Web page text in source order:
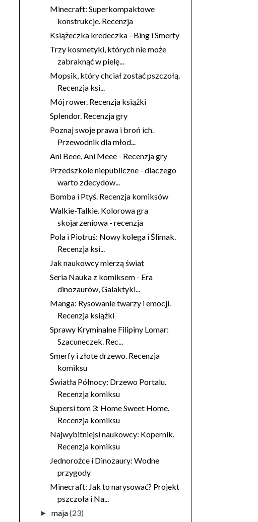
Minecraft: Superkompaktowe
konstrukcje. Recenzja
Książeczka kredeczka - Bing i Smerfy
Trzy kosmetyki, których nie może
zabraknąć w pielę...
Mopsik, który chciał zostać pszczołą.
Recenzja ksi...
Mój rower. Recenzja książki
Splendor. Recenzja gry
Poznaj swoje prawa i broń ich.
Przewodnik dla młod...
Ani Beee, Ani Meee - Recenzja gry
Przedszkole niepubliczne - dlaczego
warto zdecydow...
Bomba i Ptyś. Recenzja komiksów
Walkie-Talkie. Kolorowa gra
skojarzeniowa - recenzja
Pola i Piotruś: Nowy kolega i Ślimak.
Recenzja ksi...
Jak naukowcy mierzą świat
Seria Nauka z komiksem - Era
dinozaurów, Galaktyki...
Manga: Rysowanie twarzy i emocji.
Recenzja książki
Sprawy Kryminalne Filipiny Lomar:
Szacuneczek. Rec...
Smerfy i złote drzewo. Recenzja
komiksu
Światła Północy: Drzewo Portalu.
Recenzja komiksu
Supersi tom 3: Home Sweet Home.
Recenzja komiksu
Najwybitniejsi naukowcy: Kopernik.
Recenzja komiksu
Jednorożce i Dinozaury: Wodne
przygody
Minecraft: Jak to narysować? Projekt
pszczoła i Na...
►maja(23)